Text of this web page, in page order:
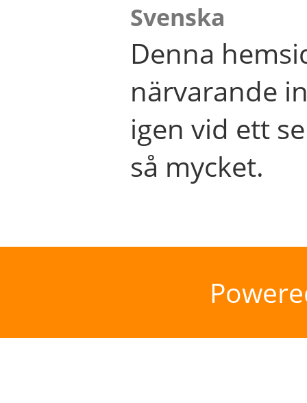
Svenska
Denna
närvarande
igen vid ett
så mycket.